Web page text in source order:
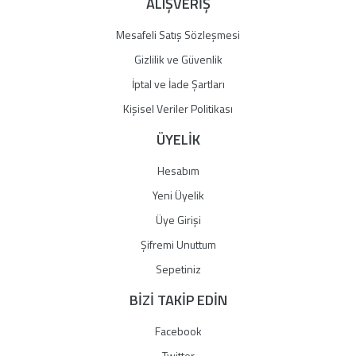
Mesafeli Satış Sözleşmesi
Gizlilik ve Güvenlik
İptal ve İade Şartları
Kişisel Veriler Politikası
ÜYELİK
Hesabım
Yeni Üyelik
Üye Girişi
Şifremi Unuttum
Sepetiniz
BİZİ TAKİP EDİN
Facebook